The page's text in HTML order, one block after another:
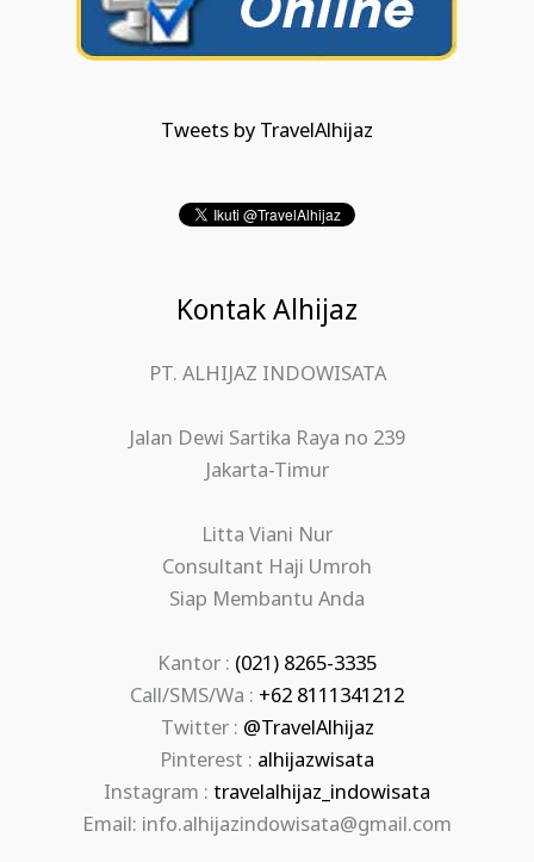
Tweets by TravelAlhijaz
Kontak Alhijaz
PT. ALHIJAZ INDOWISATA
Jalan Dewi Sartika Raya no 239
Jakarta-Timur
Litta Viani Nur
Consultant Haji Umroh
Siap Membantu Anda
Kantor : (021) 8265-3335
Call/SMS/Wa : +62 8111341212
Twitter : @TravelAlhijaz
Pinterest : alhijazwisata
Instagram : travelalhijaz_indowisata
Email: info.alhijazindowisata@gmail.com